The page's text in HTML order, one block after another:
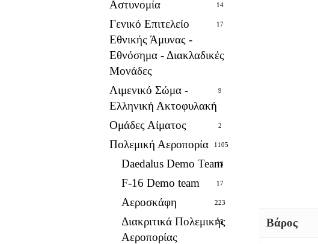
Αστυνομία 14
Γενικό Επιτελείο
Εθνικής Άμυνας -
Εθνόσημα - Διακλαδικές
Μονάδες
17
Λιμενικό Σώμα -
Ελληνική Ακτοφυλακή
9
Ομάδες Αίματος 2
Πολεμική Αεροπορία 1105
Daedalus Demo Team
13
F-16 Demo team 17
Αεροσκάφη 223
Διακριτικά Πολεμικής
Αεροπορίας
25 Βάρος